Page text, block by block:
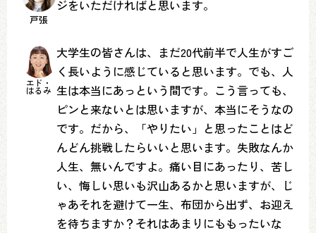
戸張
ジをいただければと思います。
エド・
はるみ
大学生の皆さんは、まだ20代前半で人生がすご
く長いように感じていると思います。でも、人
生は本当にあっという間です。こう言っても、
ピンと来ないとは思いますが、本当にそうなの
です。だから、「やりたい」と思ったことはど
んどん挑戦したらいいと思います。失敗なんか
人生、無いんですよ。痛い目にあったり、苦し
い、悔しい思いも沢山あるかと思いますが、じ
ゃあそれを避けて一生、布団から出ず、お迎え
を待ちますか？それはあまりにももったいな